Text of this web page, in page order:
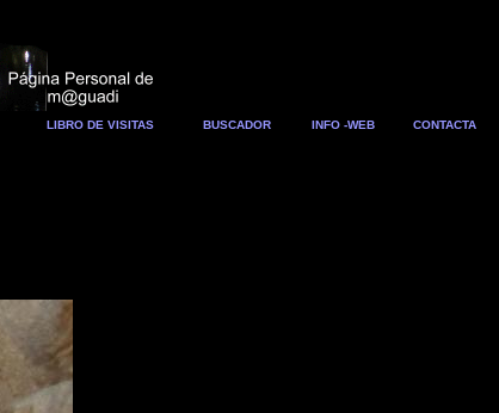
LIBRO DE VISITAS BUSCADOR INFO -WEB CONTACTA